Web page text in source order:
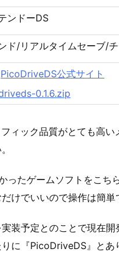
ンドーDS
ド/リアルタイムセーブ/
PicoDriveDS公式サイト
0.1.6.zip
ィック品質がとても高
ったゲームソフトをこち
けでいいので操作は簡単
装予定とのことで現在
に『PicoDriveDS』と